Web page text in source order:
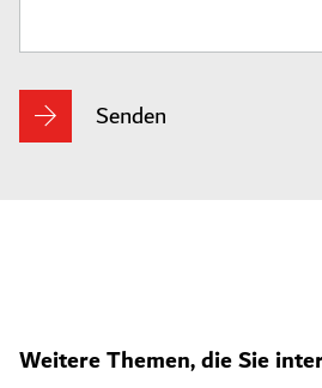
Senden
Weitere Themen, die Sie